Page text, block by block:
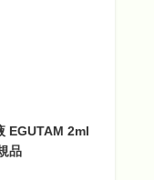
EGUTAM 2ml
品